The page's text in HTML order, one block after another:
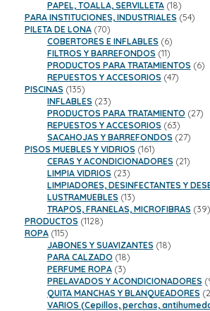
productos
PAPEL, TOALLA, SERVILLETA 1818
productos
PARA INSTITUCIONES, INDUSTRIALES 5454
PILETA DE LONA 7070
productos
COBERTORES E INFLABLES 66
productos
FILTROS Y BARREFONDOS 1111
productos
PRODUCTOS PARA TRATAMIENTOS 66
REPUESTOS Y ACCESORIOS 4747
PISCINAS 135135
productos
INFLABLES 2323
productos
PRODUCTOS PARA TRATAMIENTO 2727
REPUESTOS Y ACCESORIOS 6363
productos
SACAHOJAS Y BARREFONDOS 2727
PISOS MUEBLES Y VIDRIOS 161161
productos
CERAS Y ACONDICIONADORES 2121
LIMPIA VIDRIOS 2323
productos
LIMPIADORES, DESINFECTANTES Y
LUSTRAMUEBLES 1313
productos
TRAPOS, FRANELAS, MICROFIBRAS 39
PRODUCTOS 11281128
ROPA 115115
productos
JABONES Y SUAVIZANTES 1818
PARA CALZADO 1818
PERFUME ROPA 33
productos
PRELAVADOS Y ACONDICIONADORES
QUITA MANCHAS Y BLANQUEADORES
VARIOS (Cepillos, perchas,